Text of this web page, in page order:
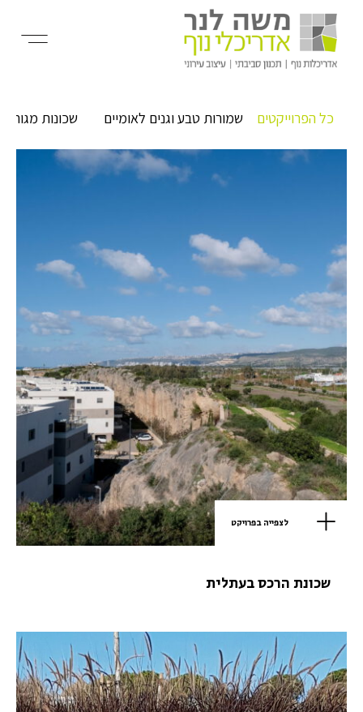
כל הפרוייקטים שמורות טבע וגנים לאומיים שכונות
לצפייה בפרויקט
שכונת הרכס בעתלית